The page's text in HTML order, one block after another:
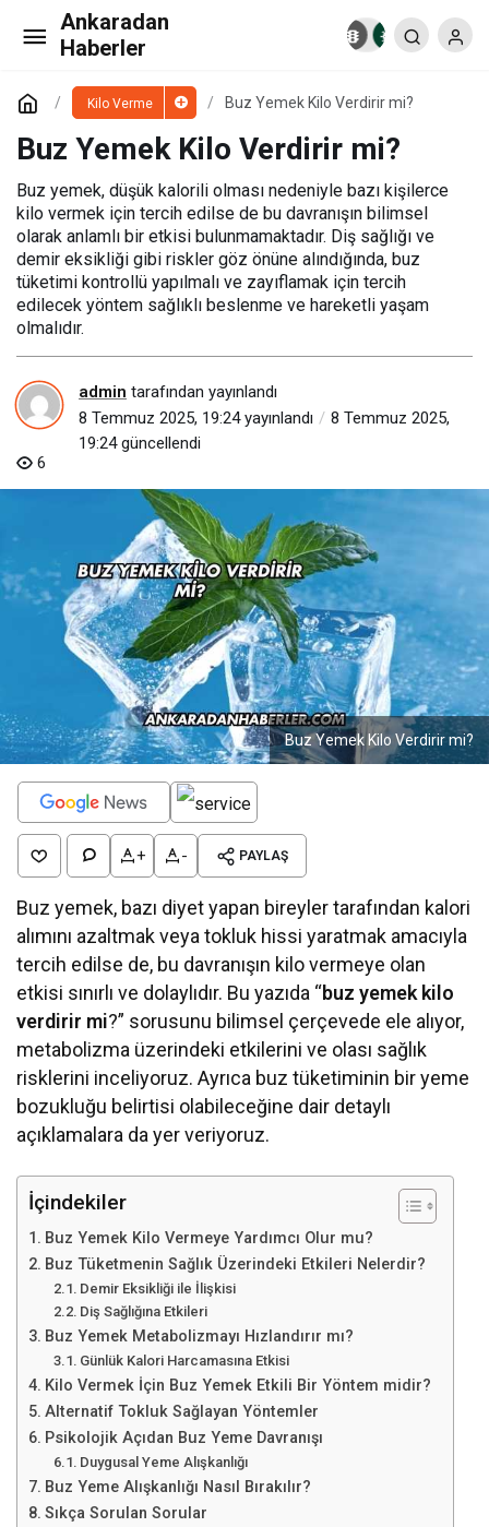
Ankaradan
Haberler
Kilo Verme Buz Yemek Kilo Verdirir mi?
Buz Yemek Kilo Verdirir mi?
Buz yemek, düşük kalorili olması nedeniyle bazı kişilerce
kilo vermek için tercih edilse de bu davranışın bilimsel
olarak anlamlı bir etkisi bulunmamaktadır. Diş sağlığı ve
demir eksikliği gibi riskler göz önüne alındığında, buz
tüketimi kontrollü yapılmalı ve zayıflamak için tercih
edilecek yöntem sağlıklı beslenme ve hareketli yaşam
olmalıdır.
admin tarafından yayınlandı
8 Temmuz 2025, 19:24yayınlandı
8 Temmuz 2025,
19:24güncellendi
6
Buz Yemek Kilo Verdirir mi?
+ - PAYLAŞ
Buz yemek, bazı diyet yapan bireyler tarafından kalori
alımını azaltmak veya tokluk hissi yaratmak amacıyla
tercih edilse de, bu davranışın kilo vermeye olan
etkisi sınırlı ve dolaylıdır. Bu yazıda “buz yemek kilo
verdirir mi?” sorusunu bilimsel çerçevede ele alıyor,
metabolizma üzerindeki etkilerini ve olası sağlık
risklerini inceliyoruz. Ayrıca buz tüketiminin bir yeme
bozukluğu belirtisi olabileceğine dair detaylı
açıklamalara da yer veriyoruz.
İçindekiler
Buz Yemek Kilo Vermeye Yardımcı Olur mu?
Buz Tüketmenin Sağlık Üzerindeki Etkileri Nelerdir?
Demir Eksikliği ile İlişkisi
Diş Sağlığına Etkileri
Buz Yemek Metabolizmayı Hızlandırır mı?
Günlük Kalori Harcamasına Etkisi
Kilo Vermek İçin Buz Yemek Etkili Bir Yöntem midir?
Alternatif Tokluk Sağlayan Yöntemler
Psikolojik Açıdan Buz Yeme Davranışı
Duygusal Yeme Alışkanlığı
Buz Yeme Alışkanlığı Nasıl Bırakılır?
Sıkça Sorulan Sorular
Bira Kilo Verdirir mi? Yorum Yap Paylaş